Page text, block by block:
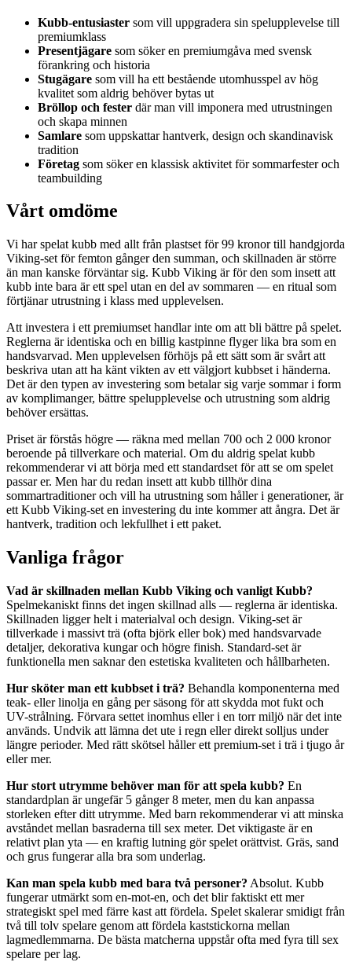
Kubb-entusiaster som vill uppgradera sin spelupplevelse till
premiumklass
Presentjägare som söker en premiumgåva med svensk
förankring och historia
Stugägare som vill ha ett bestående utomhusspel av hög
kvalitet som aldrig behöver bytas ut
Bröllop och fester där man vill imponera med utrustningen
och skapa minnen
Samlare som uppskattar hantverk, design och skandinavisk
tradition
Företag som söker en klassisk aktivitet för sommarfester och
teambuilding
Vårt omdöme
Vi har spelat kubb med allt från plastset för 99 kronor till handgjorda
Viking-set för femton gånger den summan, och skillnaden är större
än man kanske förväntar sig. Kubb Viking är för den som insett att
kubb inte bara är ett spel utan en del av sommaren — en ritual som
förtjänar utrustning i klass med upplevelsen.
Att investera i ett premiumset handlar inte om att bli bättre på spelet.
Reglerna är identiska och en billig kastpinne flyger lika bra som en
handsvarvad. Men upplevelsen förhöjs på ett sätt som är svårt att
beskriva utan att ha känt vikten av ett välgjort kubbset i händerna.
Det är den typen av investering som betalar sig varje sommar i form
av komplimanger, bättre spelupplevelse och utrustning som aldrig
behöver ersättas.
Priset är förstås högre — räkna med mellan 700 och 2 000 kronor
beroende på tillverkare och material. Om du aldrig spelat kubb
rekommenderar vi att börja med ett standardset för att se om spelet
passar er. Men har du redan insett att kubb tillhör dina
sommartraditioner och vill ha utrustning som håller i generationer, är
ett Kubb Viking-set en investering du inte kommer att ångra. Det är
hantverk, tradition och lekfullhet i ett paket.
Vanliga frågor
Vad är skillnaden mellan Kubb Viking och vanligt Kubb?
Spelmekaniskt finns det ingen skillnad alls — reglerna är identiska.
Skillnaden ligger helt i materialval och design. Viking-set är
tillverkade i massivt trä (ofta björk eller bok) med handsvarvade
detaljer, dekorativa kungar och högre finish. Standard-set är
funktionella men saknar den estetiska kvaliteten och hållbarheten.
Hur sköter man ett kubbset i trä? Behandla komponenterna med
teak- eller linolja en gång per säsong för att skydda mot fukt och
UV-strålning. Förvara settet inomhus eller i en torr miljö när det inte
används. Undvik att lämna det ute i regn eller direkt solljus under
längre perioder. Med rätt skötsel håller ett premium-set i trä i tjugo år
eller mer.
Hur stort utrymme behöver man för att spela kubb? En
standardplan är ungefär 5 gånger 8 meter, men du kan anpassa
storleken efter ditt utrymme. Med barn rekommenderar vi att minska
avståndet mellan basraderna till sex meter. Det viktigaste är en
relativt plan yta — en kraftig lutning gör spelet orättvist. Gräs, sand
och grus fungerar alla bra som underlag.
Kan man spela kubb med bara två personer? Absolut. Kubb
fungerar utmärkt som en-mot-en, och det blir faktiskt ett mer
strategiskt spel med färre kast att fördela. Spelet skalerar smidigt från
två till tolv spelare genom att fördela kaststickorna mellan
lagmedlemmarna. De bästa matcherna uppstår ofta med fyra till sex
spelare per lag.